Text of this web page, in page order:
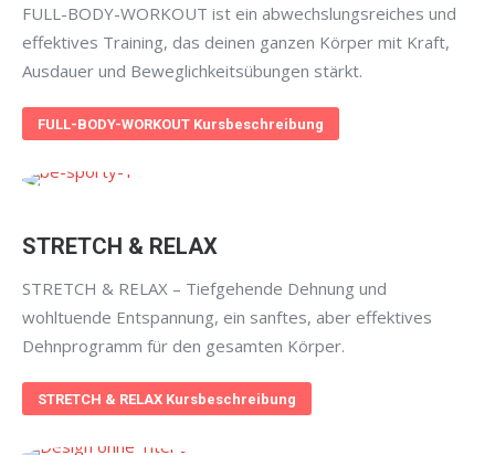
FULL-BODY-WORKOUT ist ein abwechslungsreiches und
effektives Training, das deinen ganzen Körper mit Kraft,
Ausdauer und Beweglichkeitsübungen stärkt.
FULL-BODY-WORKOUT Kursbeschreibung
STRETCH & RELAX
STRETCH & RELAX – Tiefgehende Dehnung und
wohltuende Entspannung, ein sanftes, aber effektives
Dehnprogramm für den gesamten Körper.
STRETCH & RELAX Kursbeschreibung